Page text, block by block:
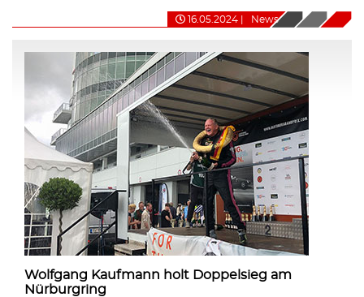
16.05.2024 News
Wolfgang Kaufmann holt Doppelsieg am
Nürburgring